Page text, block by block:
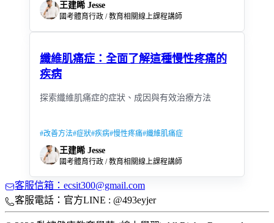
王建睎 Jesse
國考體育行政 / 教育相關線上課程講師
纖維肌痛症：全面了解這種慢性疼痛的
疾病
探索纖維肌痛症的症狀、成因與有效治療方法
#改善方法#症狀#疾病#慢性疼痛#纖維肌痛症
王建睎 Jesse
國考體育行政 / 教育相關線上課程講師
客服信箱：ecsit300@gmail.com
客服電話：官方LINE : @493eyjer